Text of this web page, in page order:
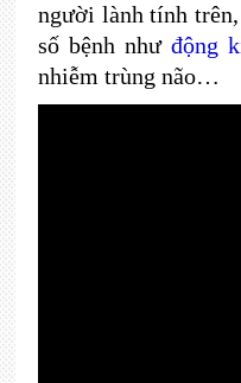
người lành tính
số bệnh nhưđộng
nhiễm trùng não…